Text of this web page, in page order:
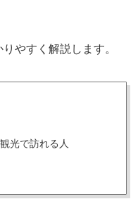
やすく解説します。
光で訪れる人